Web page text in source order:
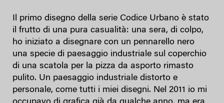
Il primo disegno della serie Codice Urbano è stato
il frutto di una pura casualità: una sera, di colpo,
ho iniziato a disegnare con un pennarello nero
una specie di paesaggio industriale sul coperchio
di una scatola per la pizza da asporto rimasto
pulito. Un paesaggio industriale distorto e
personale, come tutti i miei disegni. Nel 2011 io mi